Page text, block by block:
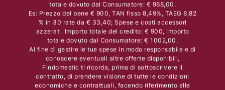
totale dovuto dal Consumatore: € 968,00.
Es: Prezzo del bene € 900, TAN fisso 8,49%, TAEG 8,82
% in 30 rate da € 33,40; Spese e costi accessori
azzerati. Importo totale del credito: € 900, Importo
totale dovuto dal Consumatore: € 1002,00.
Al fine di gestire le tue spese in modo responsabile e di
conoscere eventuali altre offerte disponibili,
Findomestic ti ricorda, prima di sottoscrivere il
contratto, di prendere visione di tutte le condizioni
economiche e contrattuali, facendo riferimento alle